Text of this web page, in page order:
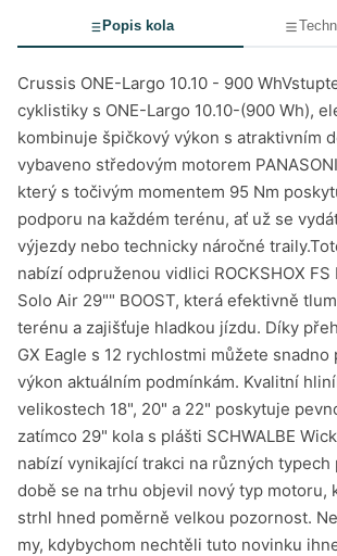
Popis kola
Crussis ONE-Largo 10.10 - 900
cyklistiky s ONE-Largo 10.10-(900 Wh),
kombinuje špičkový výkon s atraktivním
vybaveno středovým motorem
který s točivým momentem 95 Nm
podporu na každém terénu, ať už se
výjezdy nebo technicky náročné
nabízí odpruženou vidlici ROCKSHOX FS
Solo Air 29"" BOOST, která efektivně
terénu a zajišťuje hladkou jízdu. Díky
GX Eagle s 12 rychlostmi můžete
výkon aktuálním podmínkám. Kvalitní
velikostech 18", 20" a 22" poskytuje
zatímco 29" kola s plášti SCHWALBE
nabízí vynikající trakci na různých
době se na trhu objevil nový typ motoru,
strhl hned poměrně velkou pozornost.
my, kdybychom nechtěli tuto novinku